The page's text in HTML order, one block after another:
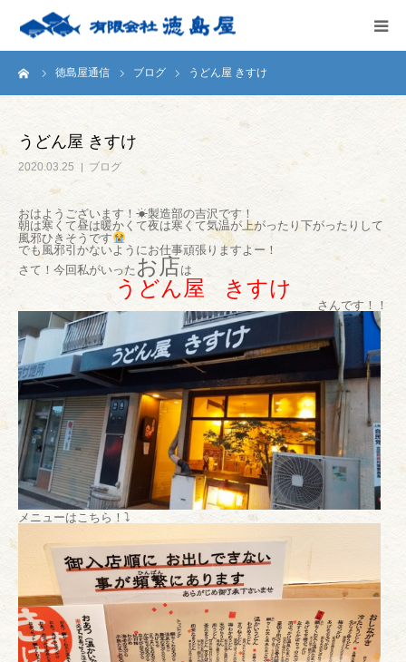
徳島屋通信 ブログ うどん屋 きすけ
うどん屋 きすけ
2020.03.25 ブログ
おはようございます！☀製造部の吉沢です！
朝は寒くて昼は暖かくて夜は寒くて気温が上がったり下がったりして
風邪ひきそうです
でも風邪引かないようにお仕事頑張りますよー！
さて！今回私がいった お店は
うどん屋 きすけ
さんです！！
メニューはこちら！⤵︎
HOME
テストキッチン
お問い合わせ